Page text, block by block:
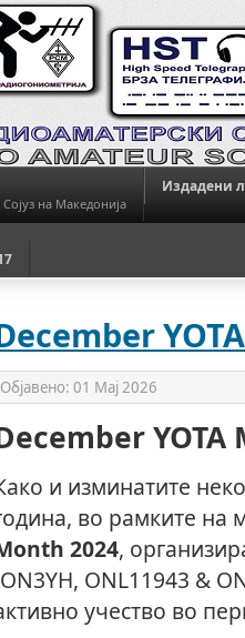
на Македонија
Издадени
Објавено: 01 Мај 2026
и изминатите
во рамките на
2024,
ONL11943 &
учество во